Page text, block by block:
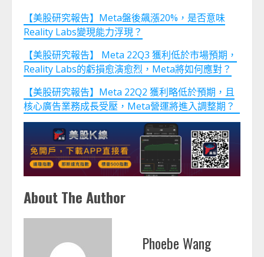
【美股研究報告】Meta盤後飆漲20%，是否意味
Reality Labs變現能力浮現？
【美股研究報告】 Meta 22Q3 獲利低於市場預期，
Reality Labs的虧損愈演愈烈，Meta將如何應對？
【美股研究報告】Meta 22Q2 獲利略低於預期，且
核心廣告業務成長受壓，Meta營運將進入調整期？
About The Author
Phoebe Wang